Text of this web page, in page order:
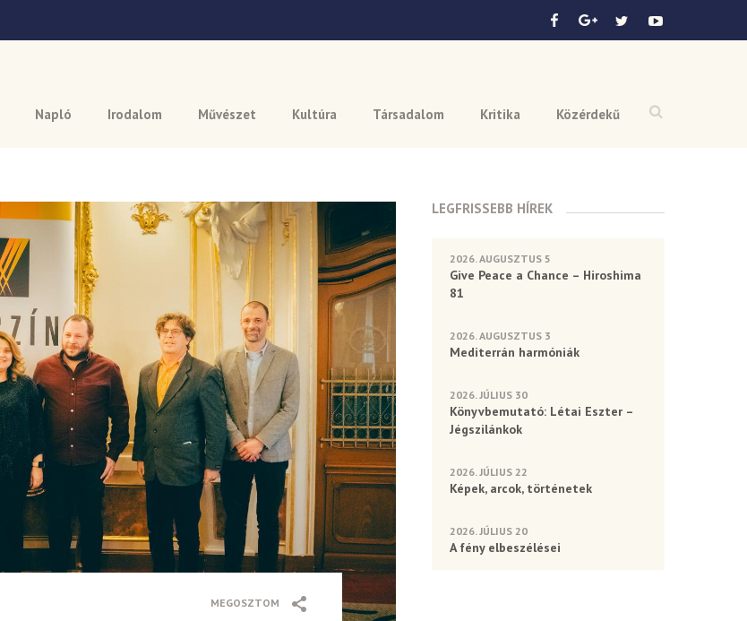
Napló Irodalom Művészet Kultúra Társadalom Kritika Közérdekű
MEGOSZTOM
LEGFRISSEBB HÍREK
2026. AUGUSZTUS 5
Give Peace a Chance – Hiroshima
81
2026. AUGUSZTUS 3
Mediterrán harmóniák
2026. JÚLIUS 30
Könyvbemutató: Létai Eszter –
Jégszilánkok
2026. JÚLIUS 22
Képek, arcok, történetek
2026. JÚLIUS 20
A fény elbeszélései